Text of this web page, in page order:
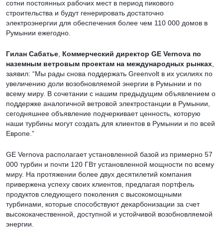
сотни постоянных рабочих мест в период пикового
строительства и будут генерировать достаточно
электроэнергии для обеспечения более чем 110 000 домов в
Румынии ежегодно.
Гилан Сабатье Коммерческий директор GE Vernova по
наземным ветровым проектам на международных рынках
заявил: “Мы рады снова поддержать Greenvolt в их усилиях по
увеличению доли возобновляемой энергии в Румынии и по
всему миру. В сочетании с нашим предыдущим объявлением о
поддержке аналогичной ветровой электростанции в Румынии,
сегодняшнее объявление подчеркивает ценность, которую
наши турбины могут создать для клиентов в Румынии и по всей
Европе.”
GE Vernova располагает установленной базой из примерно 57
000 турбин и почти 120 ГВт установленной мощности по всему
миру. На протяжении более двух десятилетий компания
привержена успеху своих клиентов, предлагая портфель
продуктов следующего поколения с высокомощными
турбинами, которые способствуют декарбонизации за счет
высококачественной, доступной и устойчивой возобновляемой
энергии.